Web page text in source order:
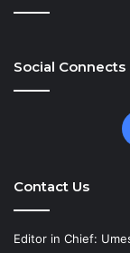
Social Connects
Contact Us
Editor in Chief: